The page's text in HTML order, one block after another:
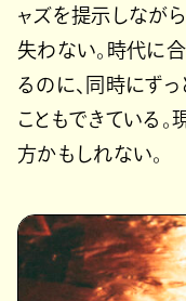
ャズを提示しなが
失わない。時代に
るのに、同時にず
こともできている
方かもしれない。